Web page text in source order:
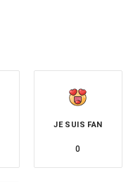
JE SUIS FAN
0